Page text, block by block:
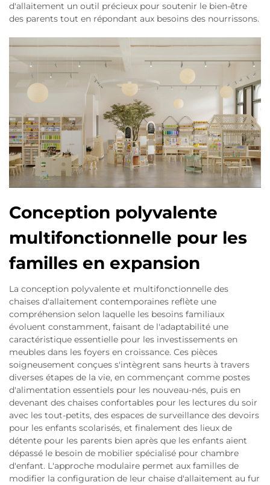
d'allaitement un outil précieux pour soutenir le bien-être
des parents tout en répondant aux besoins des nourrissons.
Conception polyvalente
multifonctionnelle pour les
familles en expansion
La conception polyvalente et multifonctionnelle des
chaises d'allaitement contemporaines reflète une
compréhension selon laquelle les besoins familiaux
évoluent constamment, faisant de l'adaptabilité une
caractéristique essentielle pour les investissements en
meubles dans les foyers en croissance. Ces pièces
soigneusement conçues s'intègrent sans heurts à travers
diverses étapes de la vie, en commençant comme postes
d'alimentation essentiels pour les nouveau-nés, puis en
devenant des chaises confortables pour les lectures du soir
avec les tout-petits, des espaces de surveillance des devoirs
pour les enfants scolarisés, et finalement des lieux de
détente pour les parents bien après que les enfants aient
dépassé le besoin de mobilier spécialisé pour chambre
d'enfant. L'approche modulaire permet aux familles de
modifier la configuration de leur chaise d'allaitement au fur